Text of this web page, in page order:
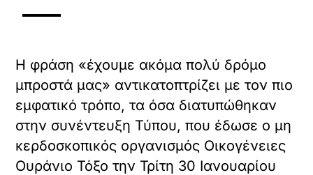
Η φράση «έχουμε ακόμα πολύ δρόμο
μπροστά μας» αντικατοπτρίζει με τον πιο
εμφατικό τρόπο, τα όσα διατυπώθηκαν
στην συνέντευξη Τύπου, που έδωσε ο μη
κερδοσκοπικός οργανισμός Οικογένειες
Ουράνιο Τόξο την Τρίτη 30 Ιανουαρίου